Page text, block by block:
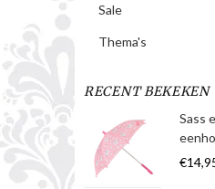
Sale
Thema's
RECENT BEKEKEN
Sass